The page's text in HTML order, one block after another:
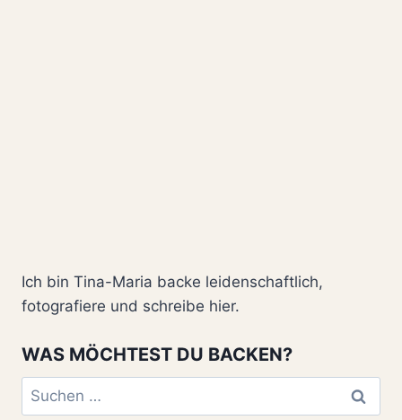
Ich bin Tina-Maria backe leidenschaftlich,
fotografiere und schreibe hier.
WAS MÖCHTEST DU BACKEN?
Suchen
nach: